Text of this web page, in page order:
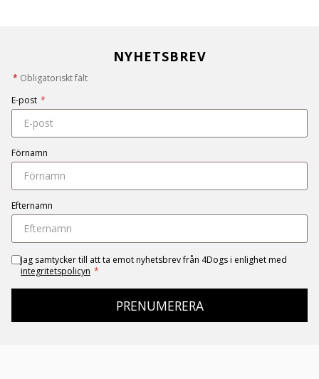
NYHETSBREV
* Obligatoriskt fält
E-post *
Förnamn
Efternamn
Jag samtycker till att ta emot nyhetsbrev från 4Dogs i enlighet med
integritetspolicyn *
PRENUMERERA